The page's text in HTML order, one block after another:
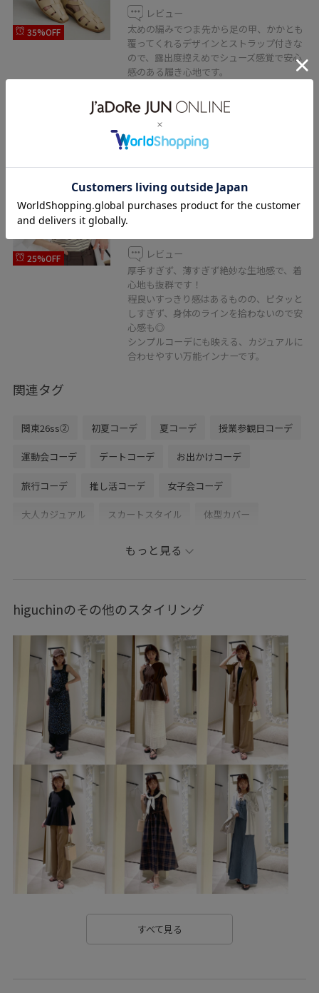
35%OFF
レビュー
太めの編みでつま先から足の甲、かかとも
覆ってくれるデザインとストラップ付きな
ので、露出度控えめでシューズ感覚で安心
感のある履き心地です。
選んで丁度良く履けました。
25%OFF
ンクトップ
キナリ系 / F
レビュー
厚手すぎず、薄すぎず絶妙な生地感で、着
心地も抜群です！
程良いすっきり感はあるものの、ピタッと
しすぎず、身体のラインを拾わないので安
心感も◎
シンプルコーデにも映える、カジュアルに
合わせやすい万能インナーです。
関連タグ
関東26ss② 初夏コーデ 夏コーデ 授業参観日コーデ
運動会コーデ デートコーデ お出かけコーデ
旅行コーデ 推し活コーデ 女子会コーデ
大人カジュアル スカートスタイル 体型カバー
ROPÉ PICNIC
スカート バッグ ハンドバッグ
GIX16190 26RPUVCARE 26SS10 26SS10r
26SS15 26SS20 26SS20dp 26SS20gsr
26SSRPgoods 26SSRPジャケット
26SS_エアリーリネンライク 26SSエアリーリネンライク
RP26SS RP26SS_goods Tシャツ きれいめ
ちゃんとプラスかわいい保証 ちょうど良い丈感 ひざ下丈
ウエストがゴム カジュアル カジュアルすぎない
クーポン対象商品 グルカサンダル コントラスト
コーディネートしやすい ゴム仕様 サステナブル
スクエアトゥ
もっと見る
higuchinのその他のスタイリング
すべて見る